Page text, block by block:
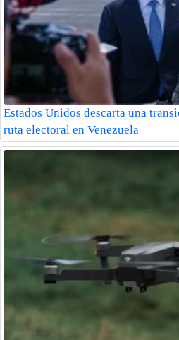
Estados Unidos descarta una
ruta electoral en Venezuela